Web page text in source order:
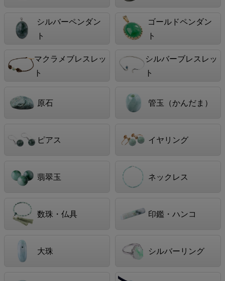
シルバーペンダン
ト
ゴールドペンダン
ト
マクラメブレスレッ
ト
シルバーブレスレッ
ト
原石 管玉（かんだま）
ピアス イヤリング
翡翠玉 ネックレス
数珠・仏具 印鑑・ハンコ
大珠 シルバーリング